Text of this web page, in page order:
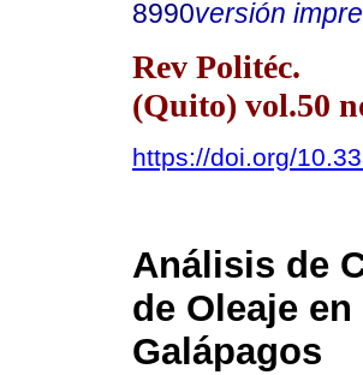
8990versión
Rev Politéc.
(Quito) vol.50
https://doi.org/
Análisis de
de Oleaje
Galápagos